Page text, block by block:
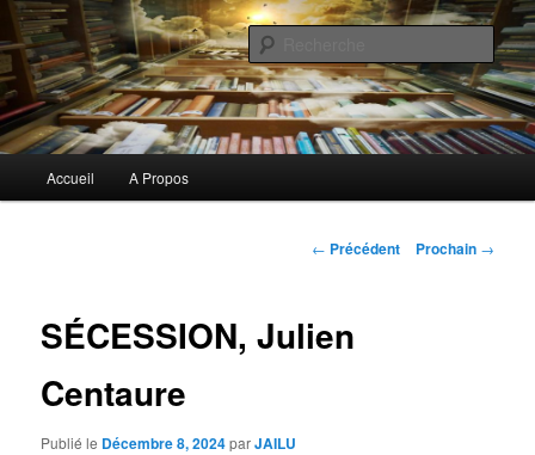
Aller
au
contenu
principalBiblioclo
Commentaires littéraires en tout genre
principal
Accueil A Propos
Navigation
← Précédent Prochain →
SÉCESSION, Julien
Centaure
Publié le Décembre 8, 2024parJAILU